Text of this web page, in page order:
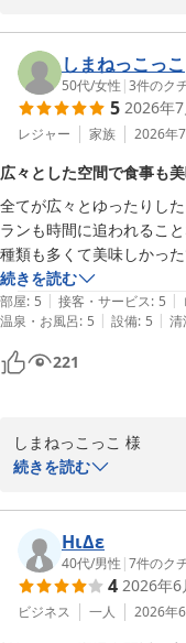
朝、一斉にシジミ漁に出
また、ご滞在のご感想
げます。
ご夕食の鉄板焼きにつ
た。ガーリックライス
一方で、お食事の際の
期待に沿えず申し訳ご
する貴重なご意見をあ
事中のお客様へ十分な
楽しみいただけなかっ
たご意見を真摯に受け
置、お声掛けのタイミン
さらに、空調につきま
でした。せっかくのお
かったことを大変残念
そのような中でも、お
しみいただけたとのこ
道湖の風景や、朝のし
ざいますので、ご覧い
しまねっこっこ
50代/女性 |3件のク
5 2026年
レジャー 家族 2026年
広々とした空間で食事も
全てが広々とゆったりし
ランも時間に追われるこ
種類も多くて美味しかっ
た。
続きを読む
部屋: 5 | 接客・サービス: 5 |
温泉・お風呂: 5 | 設備: 5 | 清
221
しまねっこっこ 様
この度はホテル一畑を
館内やレストランのゆ
ただけたとのことで、
せずお楽しみいただき
うで、何よりでござい
続きを読む
HιΔε
40代/男性 |7件のク
4 2026年6
ビジネス 一人 2026年